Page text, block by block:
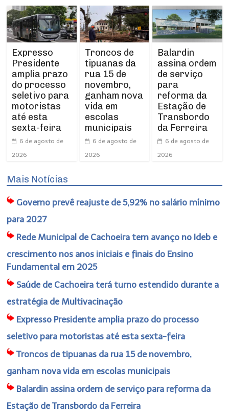
Expresso
Presidente
amplia prazo
do processo
seletivo para
motoristas
até esta
sexta-feira
6 de agosto de
2026
Troncos de
tipuanas da
rua 15 de
novembro,
ganham nova
vida em
escolas
municipais
6 de agosto de
2026
Balardin
assina ordem
de serviço
para
reforma da
Estação de
Transbordo
da Ferreira
6 de agosto de
2026
Mais Notícias
Governo prevê reajuste de 5,92% no salário mínimo
para 2027
Rede Municipal de Cachoeira tem avanço no Ideb e
crescimento nos anos iniciais e finais do Ensino
Fundamental em 2025
Saúde de Cachoeira terá turno estendido durante a
estratégia de Multivacinação
Expresso Presidente amplia prazo do processo
seletivo para motoristas até esta sexta-feira
Troncos de tipuanas da rua 15 de novembro,
ganham nova vida em escolas municipais
Balardin assina ordem de serviço para reforma da
Estação de Transbordo da Ferreira